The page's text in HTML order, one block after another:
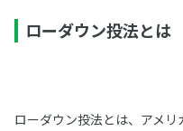
ローダウン投法とは
ローダウン投法とは、アメ